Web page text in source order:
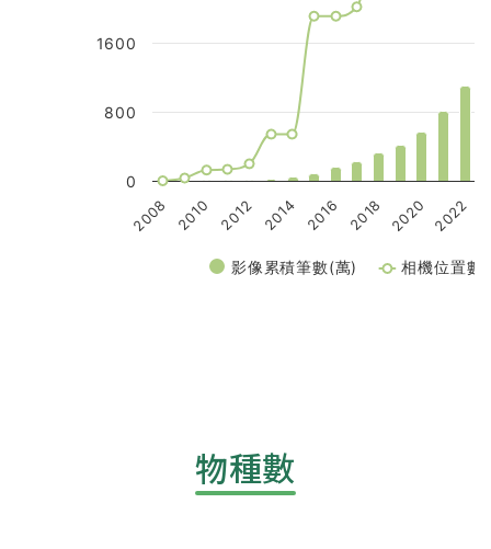
影像累積筆數(萬) 相機位置數
2008 2010 2012 2014 2016 2018 2020 2022
0
800
1600
物種數